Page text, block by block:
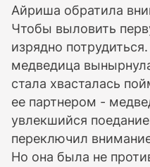
Айриша обратила
Чтобы выловить
изрядно
медведица
стала хвасталась
ее партнером -
увлекшийся
переключил
Но она была не